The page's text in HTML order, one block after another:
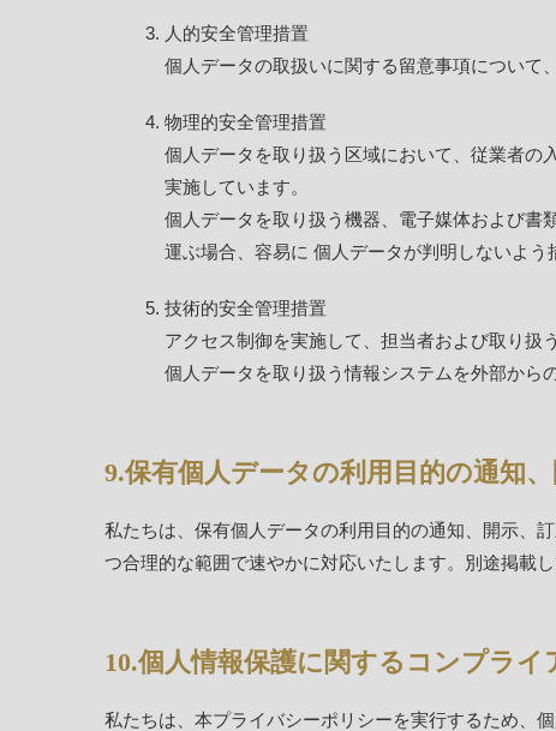
人的安全管理措置
個人データの取扱いに関する留意事項について
物理的安全管理措置
個人データを取り扱う区域において、従業者の
実施しています。
個人データを取り扱う機器、電子媒体および書
運ぶ場合、容易に 個人データが判明しないよう
技術的安全管理措置
アクセス制御を実施して、担当者および取り扱
個人データを取り扱う情報システムを外部から
9.保有個人データの利用目的の通知
私たちは、保有個人データの利用目的の通知、開示、
つ合理的な範囲で速やかに対応いたします。別途掲載
10.個人情報保護に関するコンプラ
私たちは、本プライバシーポリシーを実行するため、